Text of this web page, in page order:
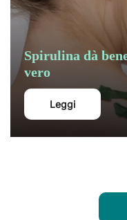
Spirulina dà
vero
Leggi